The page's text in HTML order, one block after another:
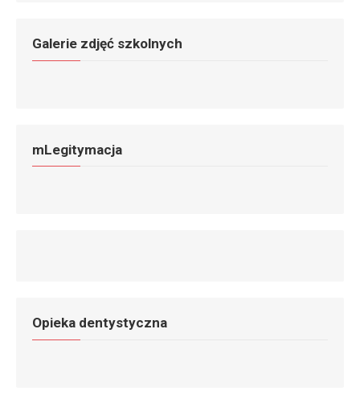
Galerie zdjęć szkolnych
mLegitymacja
Opieka dentystyczna